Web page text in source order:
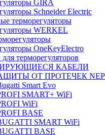
GIRA
Schneider Electric
терморегуляторы
WERKEL
OneKeyElectro
терморегуляторов
КАБЕЛИ
ОТ ПРОТЕЧЕК
Smart Evo
SMART+ WiFi
WiFi
BASE
SMART WiFi
BASE